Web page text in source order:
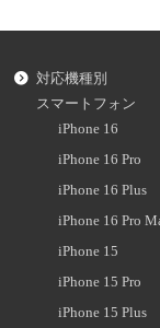
対応機種別
スマートフォン
iPhone 16
iPhone 16 Pro
iPhone 16 Plus
iPhone 16 Pro
iPhone 15
iPhone 15 Pro
iPhone 15 Plus